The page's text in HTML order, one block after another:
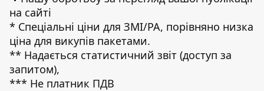
на сайті
* Спеціальні ціни для ЗМІ/РА, порівняно низка
ціна для викупів пакетами.
** Надається статистичний звіт (доступ за
запитом),
*** Не платник ПДВ